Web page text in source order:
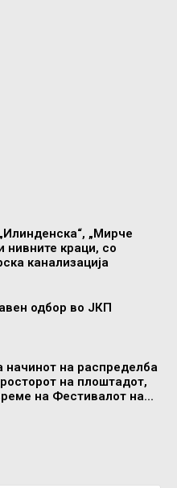
„Мирче
нивните краци, со
канализација
одбор во ЈКП
начинот на распределба
на плоштадот,
на Фестивалот на...